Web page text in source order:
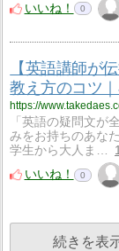
いいね！
0
【英語講師が
教え方のコツ
「英語の疑問文が
みをお持ちのあな
学生から大人ま…
いいね！
0
続きを表